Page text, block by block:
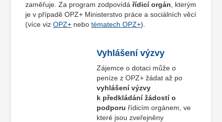
zaměřuje. Za program zodpovídá řídicí orgán , kterým
je v případě OPZ+ Ministerstvo práce a sociálních věcí
(více viz OPZ+ nebo tématech OPZ+).
Vyhlášení výzvy
Zájemce o dotaci může o
peníze z OPZ+ žádat až po
vyhlášení výzvy
k předkládání žádostí o
podporu řídicím orgánem, ve
které jsou zveřejněny